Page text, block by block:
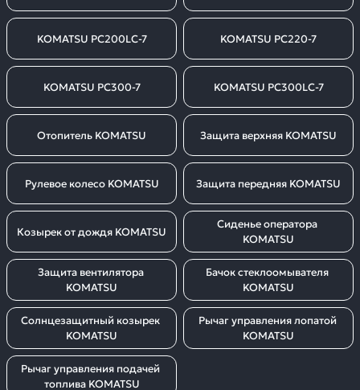
KOMATSU PC200LC-7 KOMATSU PC220-7
KOMATSU PC300-7 KOMATSU PC300LC-7
Отопитель KOMATSU Защита верхняя KOMATSU
Рулевое колесо KOMATSU Защита передняя KOMATSU
Козырек от дождя KOMATSU
Сиденье оператора
KOMATSU
Защита вентилятора
KOMATSU
Бачок стеклоомывателя
KOMATSU
Солнцезащитный козырек
KOMATSU
Рычаг управления лопатой
KOMATSU
Рычаг управления подачей
топлива KOMATSU